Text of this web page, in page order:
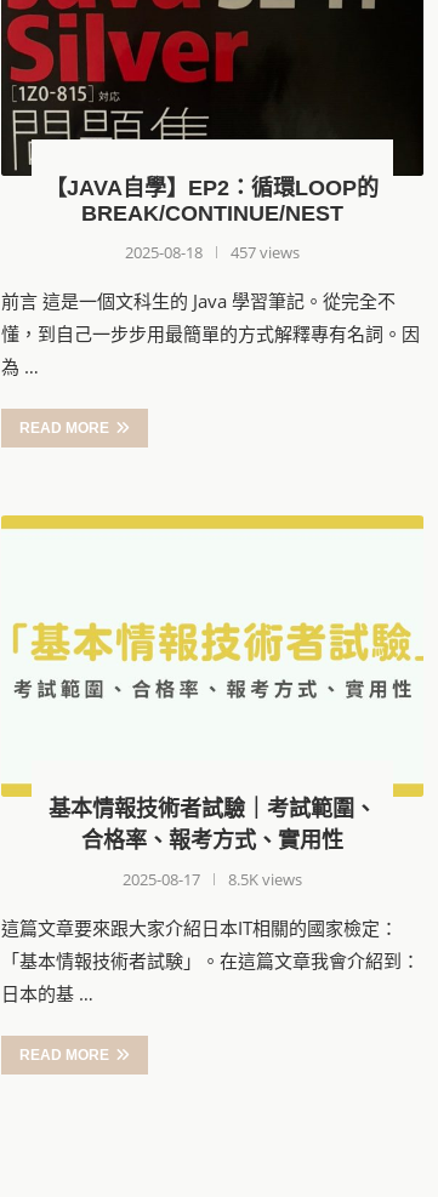
【JAVA自學】EP2：循環LOOP的
BREAK/CONTINUE/NEST
2025-08-18 457 views
前言 這是一個文科生的 Java 學習筆記。從完全不
懂，到自己一步步用最簡單的方式解釋專有名詞。因
為 …
READ MORE
基本情報技術者試驗｜考試範圍、
合格率、報考方式、實用性
2025-08-17 8.5K views
這篇文章要來跟大家介紹日本IT相關的國家檢定：
「基本情報技術者試験」。在這篇文章我會介紹到：
日本的基 …
READ MORE